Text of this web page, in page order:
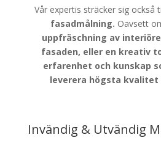
Vår expertis sträcker sig också
fasadmålning. Oavsett
uppfräschning av
fasaden, eller en kreativ
erfarenhet och kunskap
leverera högsta kvalitet
Invändig & Utvändig